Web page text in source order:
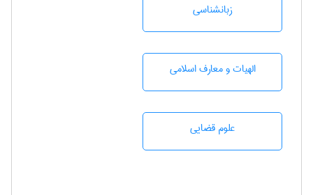
زبانشناسی
الهیات و معارف اسلامی
علوم قضایی